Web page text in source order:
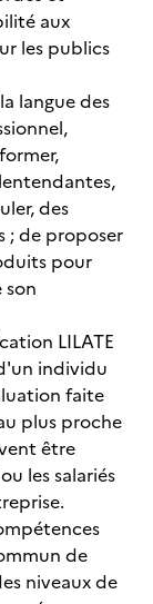
aux
les publics
langue des
des
; de proposer
pour
LILATE
individu
faite
plus proche
être
les salariés
de
niveaux de